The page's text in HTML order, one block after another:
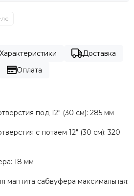
Доставка
Оплата
под 12″ (30 см): 285 мм
с потаем 12″ (30 см): 320
18 мм
магнита сабвуфера максимальная: